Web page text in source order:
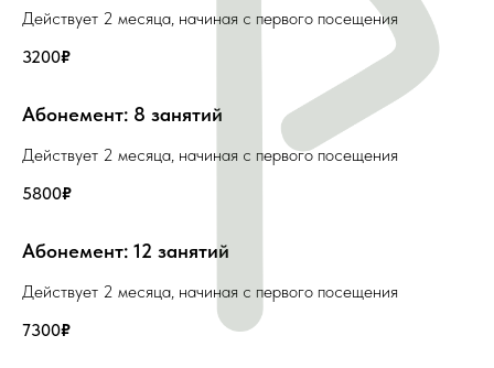
Действует 2 месяца, начиная с первого посещения
3200₽
Абонемент: 8 занятий
Действует 2 месяца, начиная с первого посещения
5800₽
Абонемент: 12 занятий
Действует 2 месяца, начиная с первого посещения
7300₽